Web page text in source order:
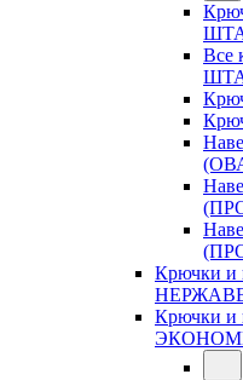
Все
Крючки и
Крючки и